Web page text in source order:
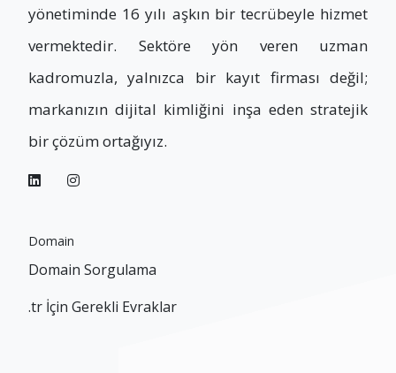
yönetiminde 16 yılı aşkın bir tecrübeyle hizmet
vermektedir. Sektöre yön veren uzman
kadromuzla, yalnızca bir kayıt firması değil;
markanızın dijital kimliğini inşa eden stratejik
bir çözüm ortağıyız.
Domain
Domain Sorgulama
.tr İçin Gerekli Evraklar